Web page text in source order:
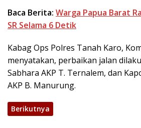
Baca Berita: Warga Papua Barat
SR Selama 6 Detik
Kabag Ops Polres Tanah Karo,
menyatakan, perbaikan jalan
Sabhara AKP T. Ternalem, dan
AKP B. Manurung.
Berikutnya